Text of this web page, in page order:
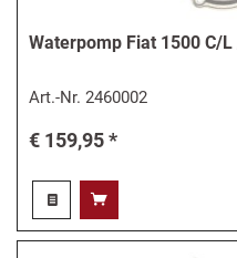
Waterpomp Fiat 1500 C/
Art.-Nr.2460002
€ 159,95 *